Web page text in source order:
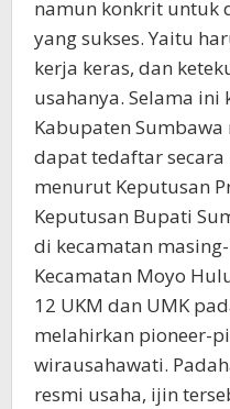
namun konkrit untuk
yang sukses. Yaitu
kerja keras, dan
usahanya. Selama
Kabupaten
dapat tedaftar
menurut Keputusan
Keputusan Bupati
di kecamatan
Kecamatan Moyo
12 UKM dan UMK
melahirkan pioneer-
wirausahawati.
resmi usaha, ijin